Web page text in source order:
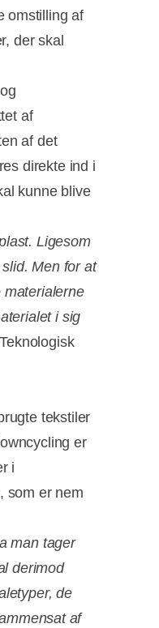
omstilling af
der skal
af
af det
direkte ind i
kunne blive
Ligesom
Men for at
materialerne
i sig
tekstiler
er
i
som er nem
man tager
derimod
de
af